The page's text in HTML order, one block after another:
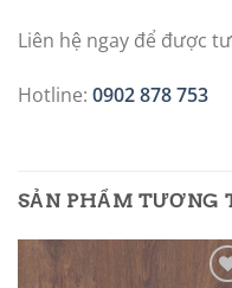
Liên hệ ngay để được
Hotline: 0902 878 753
SẢN PHẨM TƯƠNG